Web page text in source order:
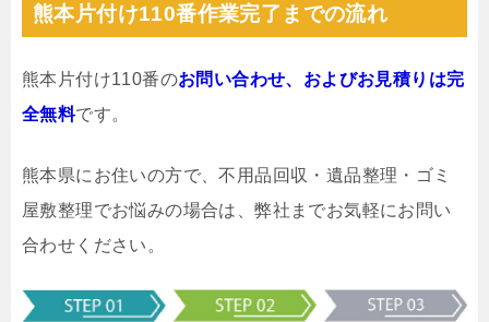
熊本片付け110番作業完了までの流れ
熊本片付け110番のお問い合わせ、およびお見積りは完
全無料です。
熊本県にお住いの方で、不用品回収・遺品整理・ゴミ
屋敷整理でお悩みの場合は、弊社までお気軽にお問い
合わせください。